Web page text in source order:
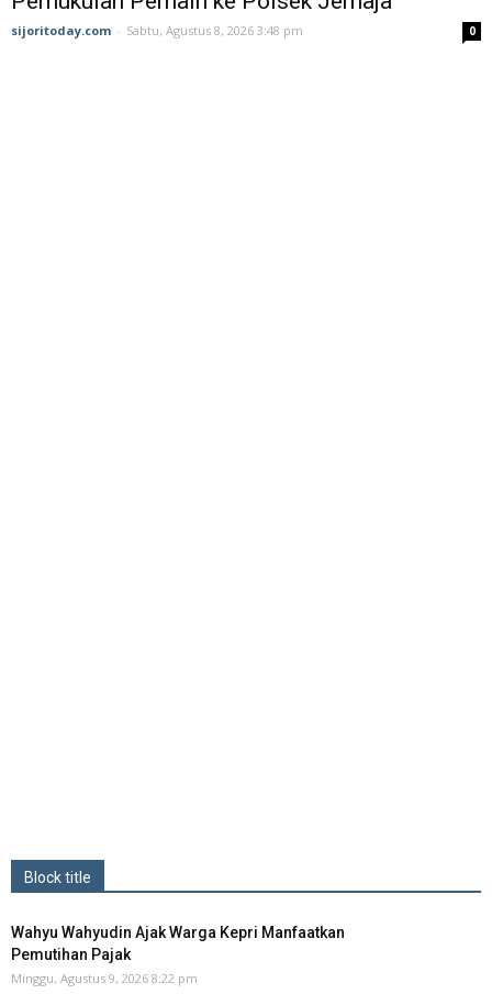
sijoritoday.com - Sabtu, Agustus 8, 2026 3:48 pm 0
Block title
Wahyu Wahyudin Ajak Warga Kepri Manfaatkan
Pemutihan Pajak
Minggu, Agustus 9, 2026 8:22 pm